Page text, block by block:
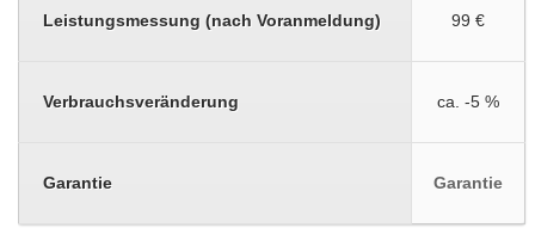
Leistungsmessung (nach Voranmeldung) 99 €
Verbrauchsveränderung ca. -5 %
Garantie Garantie